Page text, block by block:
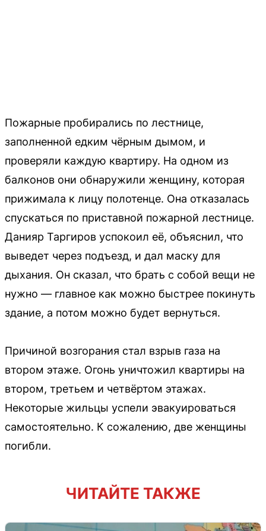
Пожарные пробирались по лестнице,
заполненной едким чёрным дымом, и
проверяли каждую квартиру. На одном из
балконов они обнаружили женщину, которая
прижимала к лицу полотенце. Она отказалась
спускаться по приставной пожарной лестнице.
Данияр Таргиров успокоил её, объяснил, что
выведет через подъезд, и дал маску для
дыхания. Он сказал, что брать с собой вещи не
нужно — главное как можно быстрее покинуть
здание, а потом можно будет вернуться.
Причиной возгорания стал взрыв газа на
втором этаже. Огонь уничтожил квартиры на
втором, третьем и четвёртом этажах.
Некоторые жильцы успели эвакуироваться
самостоятельно. К сожалению, две женщины
погибли.
ЧИТАЙТЕ ТАКЖЕ